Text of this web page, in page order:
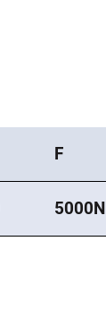
F
5000N